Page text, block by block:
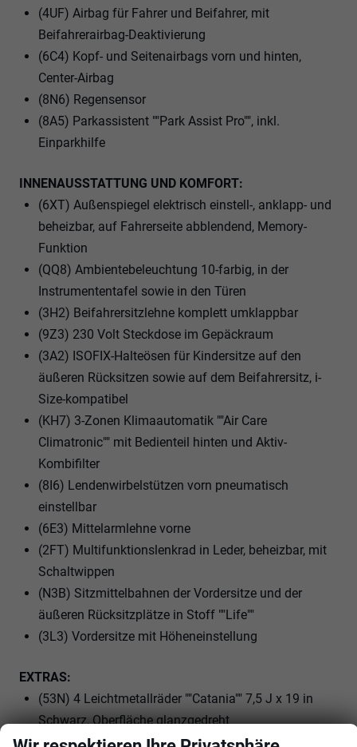
(4UF) Airbag für Fahrer und Beifahrer, mit
Beifahrerairbag-Deaktivierung
(6C4) Kopf- und Seitenairbags vorn und hinten,
Center-Airbag
(8N6) Regensensor
(8A5) Parkassistent ""Park Assist Pro"", inkl.
Einparkhilfe
INNENAUSSTATTUNG UND KOMFORT:
(6XT) Außenspiegel elektrisch einstell-, anklapp- und
beheizbar, auf Fahrerseite abblendend, Memory-
Funktion
(QQ8) Ambientebeleuchtung 10-farbig, in der
Instrumententafel sowie in den Türen
(3H2) Beifahrersitzlehne komplett umklappbar
(9Z3) 230 Volt Steckdose im Gepäckraum
(3A2) ISOFIX-Halteösen für Kindersitze auf den
äußeren Rücksitzen sowie auf dem Beifahrersitz, i-
Size-kompatibel
(KH7) 3-Zonen Klimaautomatik ""Air Care
Climatronic"" mit Bedienteil hinten und Aktiv-
Kombifilter
(8I6) Lendenwirbelstützen vorn pneumatisch
einstellbar
(6E3) Mittelarmlehne vorne
(2FT) Multifunktionslenkrad in Leder, beheizbar, mit
Schaltwippen
(N3B) Sitzmittelbahnen der Vordersitze und der
äußeren Rücksitzplätze in Stoff ""Life""
(3L3) Vordersitze mit Höheneinstellung
EXTRAS:
(53N) 4 Leichtmetallräder ""Catania"" 7,5 J x 19 in
Schwarz, Oberfläche glanzgedreht
(4G3) Abbiegebremsfunktion und